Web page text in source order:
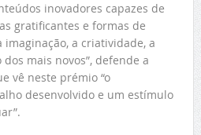
inovadores capazes de
gratificantes e formas de
a criatividade, a
mais novos”, defende a
vê neste prémio “o
desenvolvido e um estímulo